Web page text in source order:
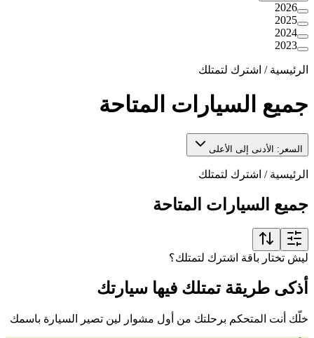
2026
2025
2024
2023
الرئيسية / اشترك لتمتلك
جميع السيارات المتاحة
السعر: الأدنى إلى الأعلى
الرئيسية / اشترك لتمتلك
جميع السيارات المتاحة
ليش تختار باقة اشترك لتمتلك؟
أذكى طريقة تمتلك فيها سيارتك
خلّك أنت المتحكم برحلتك من أول مشوار لين تصير السيارة باسمك